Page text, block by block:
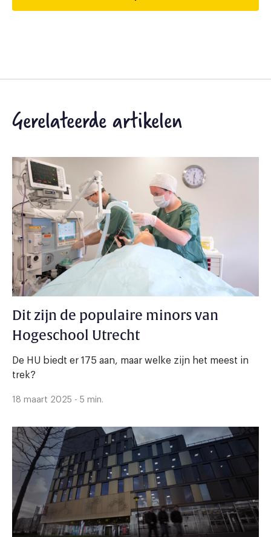
Gerelateerde artikelen
Dit zijn de populaire minors van
Hogeschool Utrecht
De HU biedt er 175 aan, maar welke zijn het meest in
trek?
18 maart 2025 - 5 min.